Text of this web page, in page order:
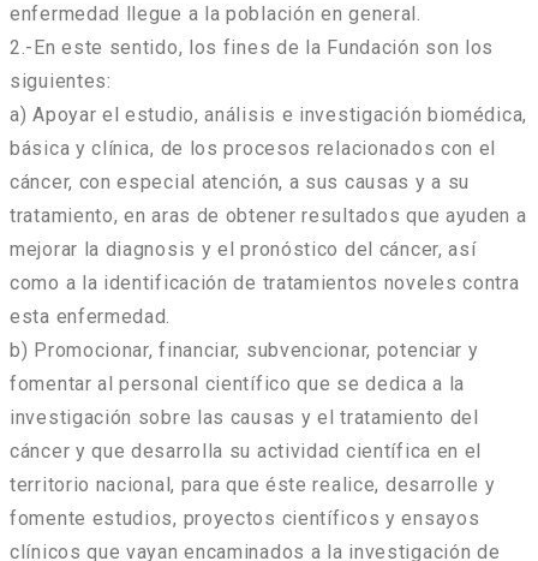
enfermedad llegue a la población en general.
2.-En este sentido, los fines de la Fundación son los
siguientes:
a) Apoyar el estudio, análisis e investigación biomédica,
básica y clínica, de los procesos relacionados con el
cáncer, con especial atención, a sus causas y a su
tratamiento, en aras de obtener resultados que ayuden a
mejorar la diagnosis y el pronóstico del cáncer, así
como a la identificación de tratamientos noveles contra
esta enfermedad.
b) Promocionar, financiar, subvencionar, potenciar y
fomentar al personal científico que se dedica a la
investigación sobre las causas y el tratamiento del
cáncer y que desarrolla su actividad científica en el
territorio nacional, para que éste realice, desarrolle y
fomente estudios, proyectos científicos y ensayos
clínicos que vayan encaminados a la investigación de